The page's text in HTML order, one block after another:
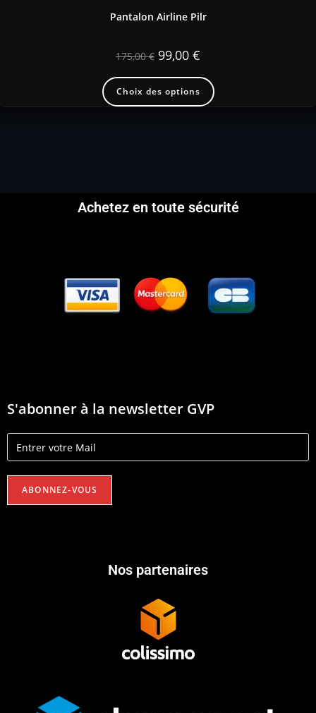
Pantalon Airline Pilr
175,00€ 99,00 €
Choix des options
Achetez en toute sécurité
S'abonner à la newsletter GVP
Nos partenaires